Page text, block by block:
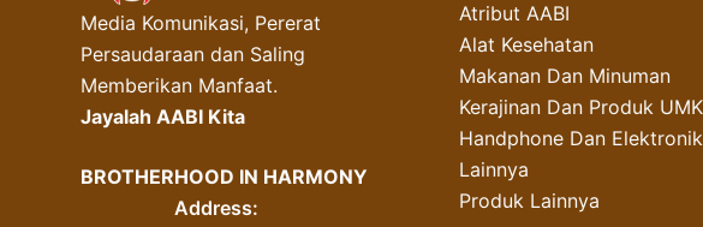
Media Komunikasi, Pererat
Persaudaraan dan Saling
Memberikan Manfaat.
Jayalah AABI Kita
BROTHERHOOD IN HARMONY
Address:
Atribut AABI
Alat Kesehatan
Makanan Dan Minuman
Kerajinan Dan Produk
Handphone Dan Elektronik
Lainnya
Produk Lainnya